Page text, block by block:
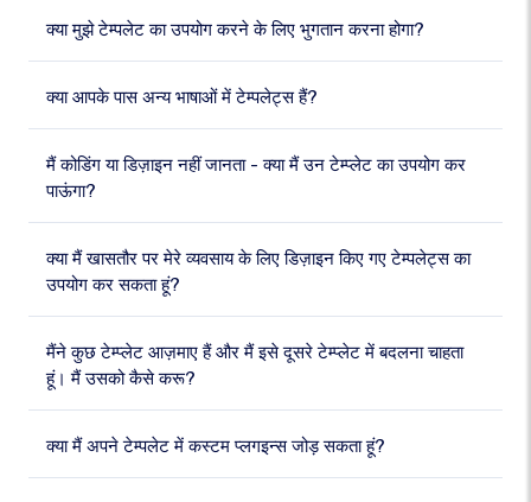
क्या मुझे टेम्पलेट का उपयोग करने के लिए भुगतान करना होगा?
क्या आपके पास अन्य भाषाओं में टेम्पलेट्स हैं?
मैं कोडिंग या डिज़ाइन नहीं जानता - क्या मैं उन टेम्प्लेट का उपयोग कर
पाऊंगा?
क्या मैं खासतौर पर मेरे व्यवसाय के लिए डिज़ाइन किए गए टेम्पलेट्स का
उपयोग कर सकता हूं?
मैंने कुछ टेम्प्लेट आज़माए हैं और मैं इसे दूसरे टेम्प्लेट में बदलना चाहता
हूं। मैं उसको कैसे करू?
क्या मैं अपने टेम्पलेट में कस्टम प्लगइन्स जोड़ सकता हूं?